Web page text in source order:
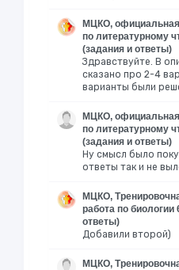
МЦКО, официальная
по литературному
(задания и ответы)
Здравствуйте. В
сказано про 2-4
варианты были
МЦКО, официальная
по литературному
(задания и ответы)
Ну смысл было
ответы так и не
МЦКО,
работа по биологии
ответы)
Добавили второй)
МЦКО,